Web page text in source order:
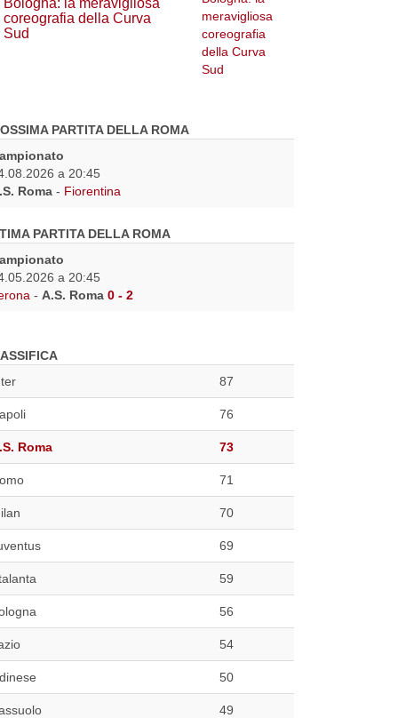
coreografia della Curva
Sud
PARTITA DELLA ROMA
a 20:45
Roma - Fiorentina
PARTITA DELLA ROMA
a 20:45
- A.S. Roma 0 - 2
87
76
Roma 73
71
70
69
59
56
54
50
49